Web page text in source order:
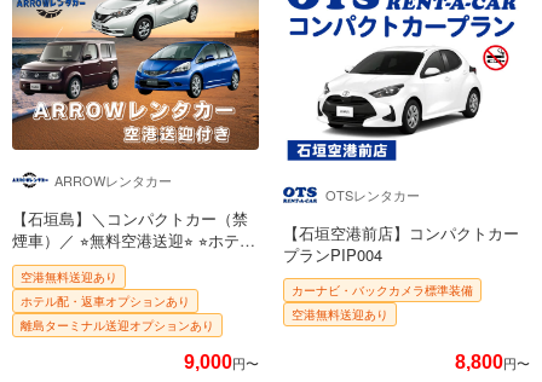
ARROWレンタカー
【石垣島】＼コンパクトカー（禁
煙車）／ ⭐︎無料空港送迎⭐︎ ⭐︎ホテ
ル・港配送可能⭐︎ 全車種
Lightningケーブル＆Type–C 充電器
搭載 女性でもらくらく運転！！
空港無料送迎あり
ホテル配・返車オプションあり
離島ターミナル送迎オプションあり
9,000円〜
OTSレンタカー
【石垣空港前店】コンパクトカー
プランPIP004
カーナビ・バックカメラ標準装備
空港無料送迎あり
8,800円〜